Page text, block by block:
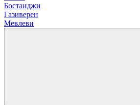
Бостанджи
Газиверен
Мевлеви